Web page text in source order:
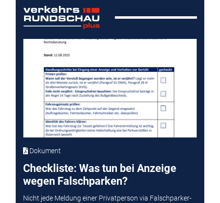
Dokument
Checkliste: Was tun bei Anzeige
wegen Falschparken?
Nicht jede Meldung einer Privatperson via Falschparker-